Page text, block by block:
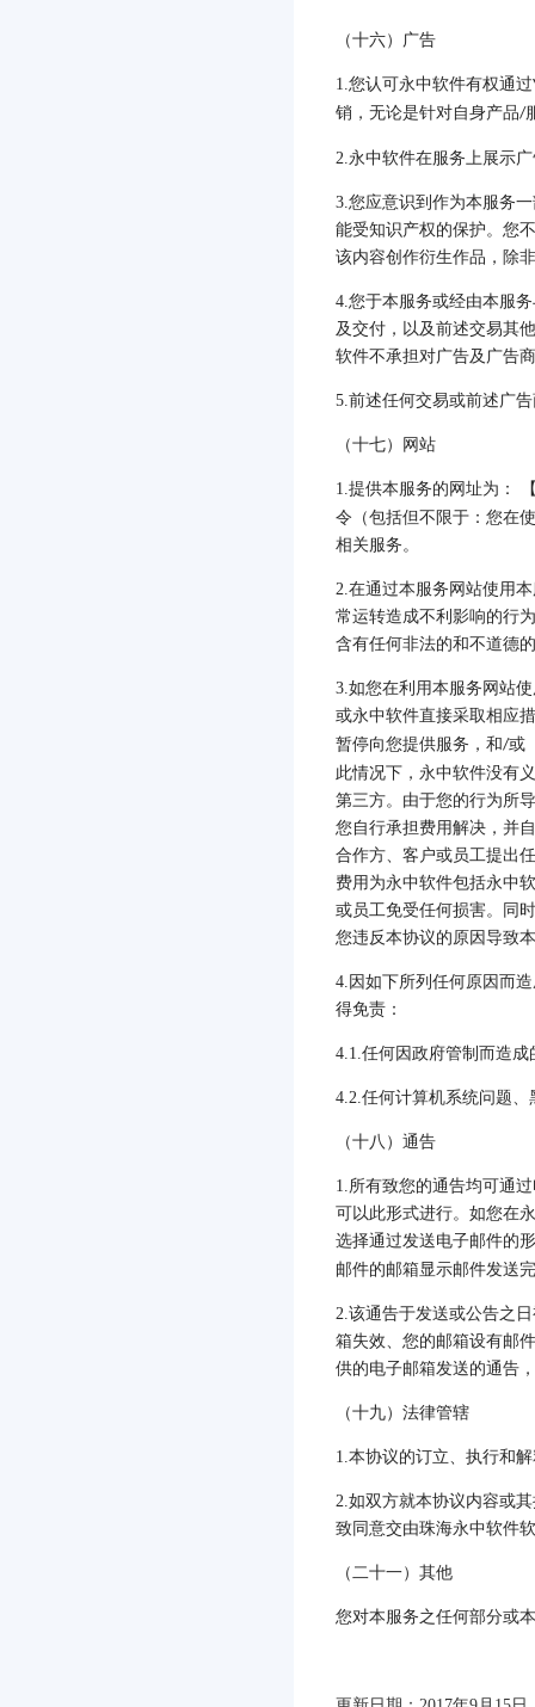
（十六）广告
1.您认可永中软件有权通过
销，无论是针对自身产品/
2.永中软件在服务上展示
3.您应意识到作为本服务
能受知识产权的保护。您
该内容创作衍生作品，除
4.您于本服务或经由本服
及交付，以及前述交易其
软件不承担对广告及广告
5.前述任何交易或前述广
（十七）网站
1.提供本服务的网址为：
令（包括但不限于：您在
相关服务。
2.在通过本服务网站使用
常运转造成不利影响的行
含有任何非法的和不道德
3.如您在利用本服务网站
或永中软件直接采取相应
暂停向您提供服务，和/或
此情况下，永中软件没有
第三方。由于您的行为所
您自行承担费用解决，并
合作方、客户或员工提出
费用为永中软件包括永中
或员工免受任何损害。同
您违反本协议的原因导致
4. 因如下所列任何原因而
得免责：
4.1.任何因政府管制而造
4.2.任何计算机系统问题
（十八）通告
1.所有致您的通告均可通
可以此形式进行。如您在
选择通过发送电子邮件的
邮件的邮箱显示邮件发送
2.该通告于发送或公告之
箱失效、您的邮箱设有邮
供的电子邮箱发送的通告
（十九）法律管辖
1.本协议的订立、执行和
2.如双方就本协议内容或
致同意交由珠海永中软件
（二十一）其他
您对本服务之任何部分或